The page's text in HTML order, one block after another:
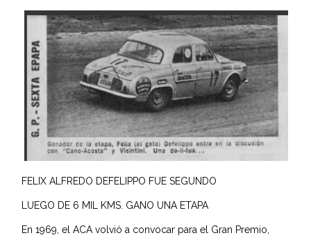
page.
works.
admin
FELIX ALFREDO DEFELIPPO FUE SEGUNDO
LUEGO DE 6 MIL KMS. GANO UNA ETAPA
En 1969, el ACA volvió a convocar para el Gran Premio,